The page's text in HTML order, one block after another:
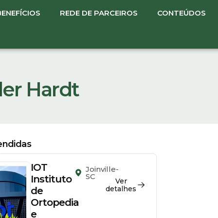
REDE DE PARCEIROS CONTEÚDOS
Hardt
IOT
Instituto
de
Ortopedia
e
Joinville-
SC
Ver
detalhes